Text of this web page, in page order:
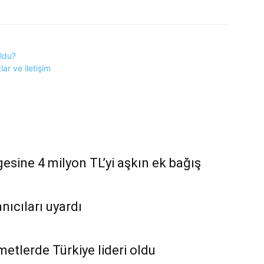
ve iletişim
4 milyon TL’yi aşkın ek bağış
uyardı
Türkiye lideri oldu